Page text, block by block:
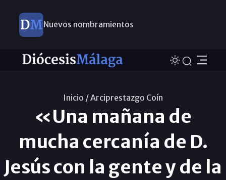
Nuevos nombramientos
Inicio /Arciprestazgo Coí­n
«Una mañana de
mucha cercanía de D.
Jesús con la gente y de la